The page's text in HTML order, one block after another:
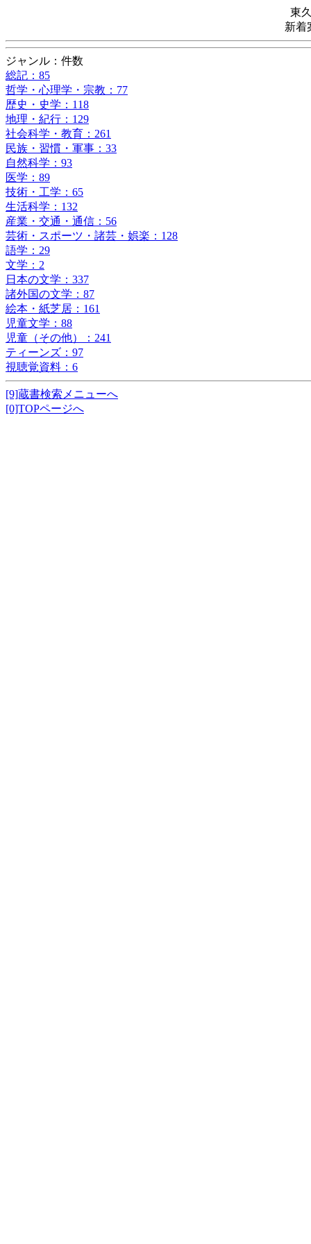
東
新着
ジャンル：件数
総記：85
哲学・心理学・宗教：77
歴史・史学：118
地理・紀行：129
社会科学・教育：261
民族・習慣・軍事：33
自然科学：93
医学：89
技術・工学：65
生活科学：132
産業・交通・通信：56
芸術・スポーツ・諸芸・娯楽：128
語学：29
文学：2
日本の文学：337
諸外国の文学：87
絵本・紙芝居：161
児童文学：88
児童（その他）：241
ティーンズ：97
視聴覚資料：6
[9]蔵書検索メニューへ
[0]TOPページへ